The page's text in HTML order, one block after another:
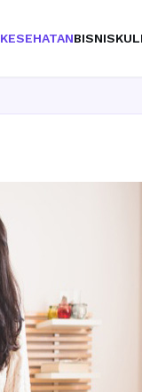
KESEHATANBISNIS